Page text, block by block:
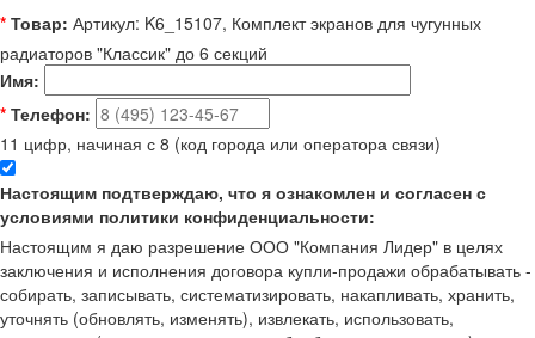
* Товар: Артикул: K6_15107, Комплект экранов для чугунных
радиаторов "Классик" до 6 секций
Имя:
* Телефон:
11 цифр, начиная с 8 (код города или оператора связи)
Настоящим подтверждаю, что я ознакомлен и согласен с
условиями политики конфиденциальности:
Настоящим я даю разрешение ООО "Компания Лидер" в целях
заключения и исполнения договора купли-продажи обрабатывать -
собирать, записывать, систематизировать, накапливать, хранить,
уточнять (обновлять, изменять), извлекать, использовать,